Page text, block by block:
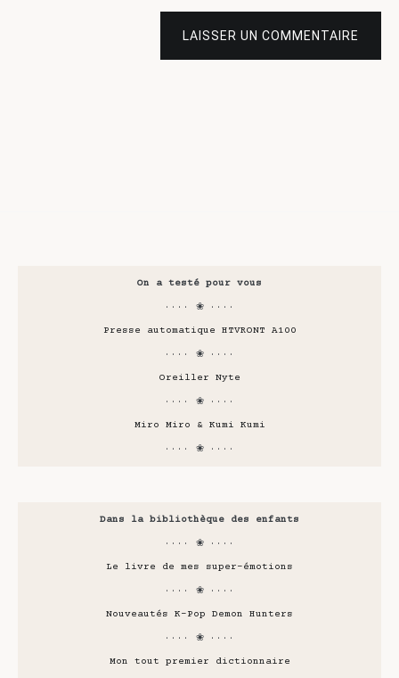
LAISSER UN COMMENTAIRE
On a testé pour vous
···· ❀ ····
Presse automatique HTVRONT A100
···· ❀ ····
Oreiller Nyte
···· ❀ ····
Miro Miro & Kumi Kumi
···· ❀ ····
Dans la bibliothèque des enfants
···· ❀ ····
Le livre de mes super-émotions
···· ❀ ····
Nouveautés K-Pop Demon Hunters
···· ❀ ····
Mon tout premier dictionnaire